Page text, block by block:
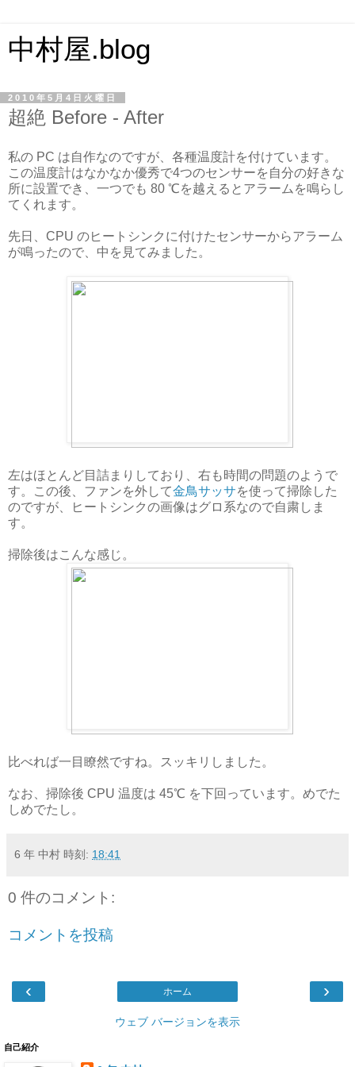
中村屋.blog
2010年5月4日火曜日
超絶 Before - After
私の PC は自作なのですが、各種温度計を付けています。
この温度計はなかなか優秀で4つのセンサーを自分の好きな
所に設置でき、一つでも 80 ℃を越えるとアラームを鳴らし
てくれます。
先日、CPU のヒートシンクに付けたセンサーからアラーム
が鳴ったので、中を見てみました。
左はほとんど目詰まりしており、右も時間の問題のようで
す。この後、ファンを外して金鳥サッサを使って掃除した
のですが、ヒートシンクの画像はグロ系なので自粛しま
す。
掃除後はこんな感じ。
比べれば一目瞭然ですね。スッキリしました。
なお、掃除後 CPU 温度は 45℃ を下回っています。めでた
しめでたし。
6 年 中村 時刻: 18:41
0 件のコメント:
コメントを投稿
‹ ›
ホーム
ウェブ バージョンを表示
自己紹介